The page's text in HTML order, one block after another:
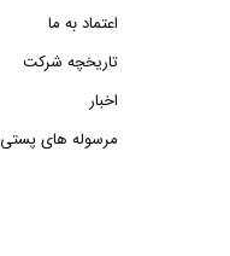
اعتماد به ما
تاریخچه شرکت
اخبار
مرسوله های پستی